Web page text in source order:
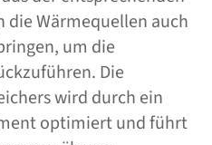
die Wärmequellen auch
um die
Die
wird durch ein
optimiert und führt